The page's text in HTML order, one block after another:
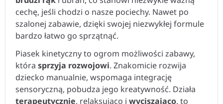
cechę, jeśli chodzi o nasze pociechy. Nawet po
szalonej zabawie, dzięki swojej niezwykłej formule
bardzo łatwo go sprzątnąć.
Piasek kinetyczny to ogrom możliwości zabawy,
która sprzyja rozwojowi. Znakomicie rozwija
dziecko manualnie, wspomaga integrację
sensoryczną, pobudza jego kreatywność. Działa
terapeutycznie, relaksująco i wyciszająco, to